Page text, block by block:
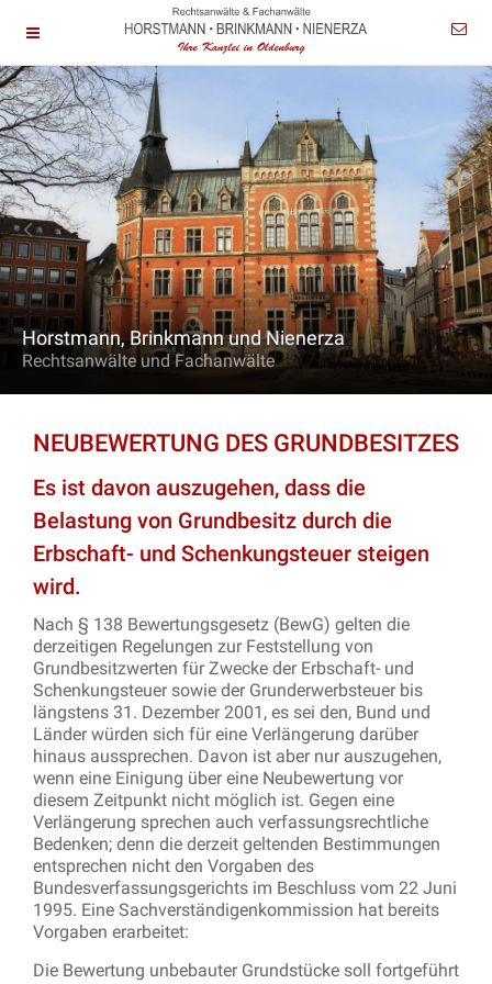
Horstmann, Brinkmann und Nienerza
Rechtsanwälte und Fachanwälte
NEUBEWERTUNG DES GRUNDBESITZES
Es ist davon auszugehen, dass die
Belastung von Grundbesitz durch die
Erbschaft- und Schenkungsteuer steigen
wird.
Nach § 138 Bewertungsgesetz (BewG) gelten die
derzeitigen Regelungen zur Feststellung von
Grundbesitzwerten für Zwecke der Erbschaft- und
Schenkungsteuer sowie der Grunderwerbsteuer bis
längstens 31. Dezember 2001, es sei den, Bund und
Länder würden sich für eine Verlängerung darüber
hinaus aussprechen. Davon ist aber nur auszugehen,
wenn eine Einigung über eine Neubewertung vor
diesem Zeitpunkt nicht möglich ist. Gegen eine
Verlängerung sprechen auch verfassungsrechtliche
Bedenken; denn die derzeit geltenden Bestimmungen
entsprechen nicht den Vorgaben des
Bundesverfassungsgerichts im Beschluss vom 22 Juni
1995. Eine Sachverständigenkommission hat bereits
Vorgaben erarbeitet:
Die Bewertung unbebauter Grundstücke soll fortgeführt